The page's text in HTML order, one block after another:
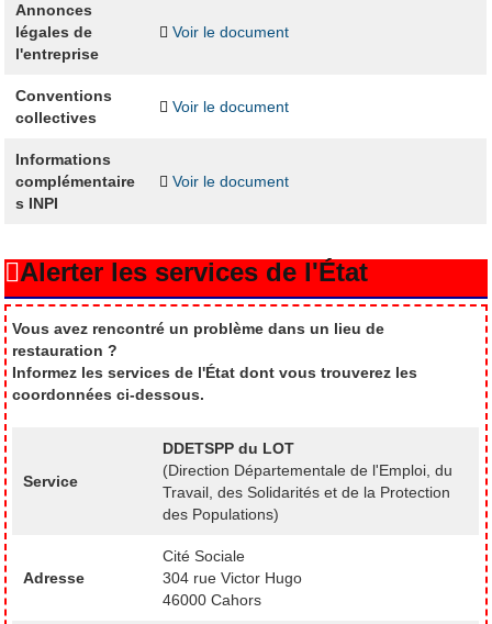
Annonces
légales de
l'entreprise
Voir le document
Conventions
collectives
Voir le document
Informations
complémentaire
s INPI
Voir le document
Alerter les services de l'État
Vous avez rencontré un problème dans un lieu de
restauration ?
Informez les services de l'État dont vous trouverez les
coordonnées ci-dessous.
Service
DDETSPP du LOT
(Direction Départementale de l'Emploi, du
Travail, des Solidarités et de la Protection
des Populations)
Adresse
Cité Sociale
304 rue Victor Hugo
46000 Cahors